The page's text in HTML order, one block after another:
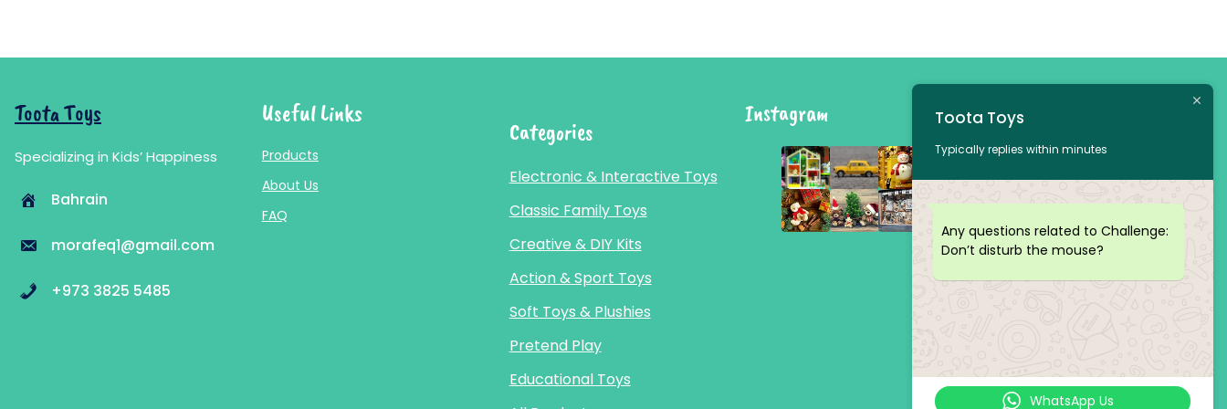
Toota Toys
Specializing in Kids’ Happiness
Bahrain
morafeq1@gmail.com
+973 3825 5485
Useful Links
Products
About Us
FAQ
Categories
Electronic & Interactive Toys
Classic Family Toys
Creative & DIY Kits
Action & Sport Toys
Soft Toys & Plushies
Pretend Play
Educational Toys
Instagram Toota Toys
Typically replies within minutes
Any questions related to Challenge:
Don’t disturb the mouse?
WhatsApp Us